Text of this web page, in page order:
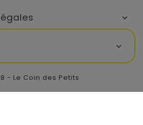


- Le Coin des Petits